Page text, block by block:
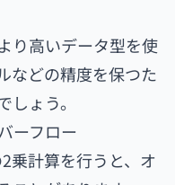
り高いデータ型を使
などの精度を保つた
ょう。
ーフロー
乗計算を行うと、オ